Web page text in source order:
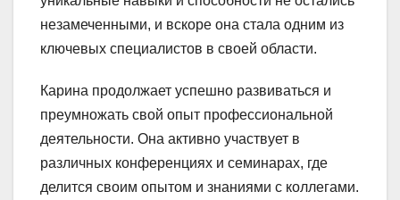
незамеченными, и вскоре она стала одним из
ключевых специалистов в своей области.
Карина продолжает успешно развиваться и
преумножать свой опыт профессиональной
деятельности. Она активно участвует в
различных конференциях и семинарах, где
делится своим опытом и знаниями с коллегами.